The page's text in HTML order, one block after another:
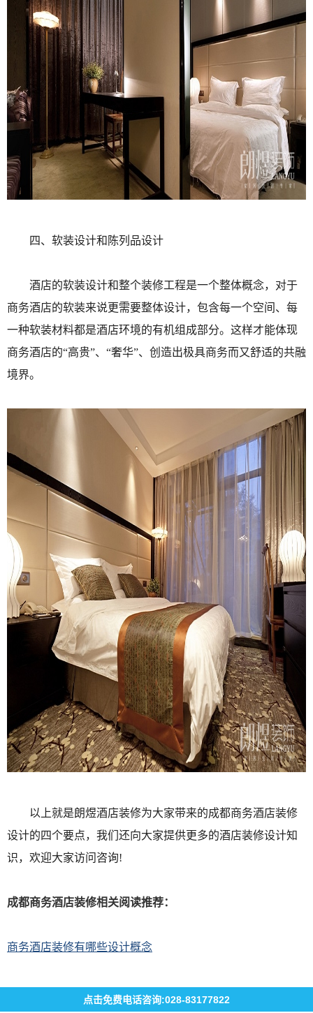
四、软装设计和陈列品设计
酒店的软装设计和整个装修工程是一个整体概念，对于
商务酒店的软装来说更需要整体设计，包含每一个空间、每
一种软装材料都是酒店环境的有机组成部分。这样才能体现
商务酒店的“高贵”、“奢华”、创造出极具商务而又舒适的共融
境界。
以上就是朗煜酒店装修为大家带来的成都商务酒店装修
设计的四个要点，我们还向大家提供更多的酒店装修设计知
识，欢迎大家访问咨询!
成都商务酒店装修相关阅读推荐：
商务酒店装修有哪些设计概念
点击免费电话咨询:028-83177822